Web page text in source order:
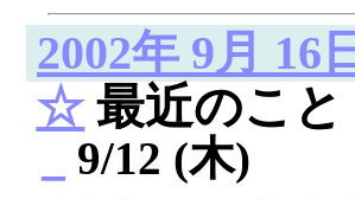
2002年 9月 16
☆最近のこと
9/12 (木)